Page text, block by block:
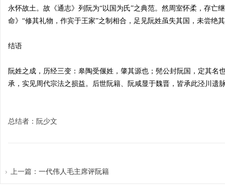
永怀故土。故《通志》列阮为“以国为氏”之典范。然周室怀柔，存亡
命》“修其礼物，作宾于王家”之制相合，足见阮姓虽失其国，未尝绝
结语
阮姓之成，历经三变：皋陶受偃姓，肇其源也；髡公封阮国，定其
承，实见周代宗法之损益。后世阮籍、阮咸显于魏晋，皆承此泾川遗
总结者：阮少文
上一篇： 一代伟人毛主席评阮籍